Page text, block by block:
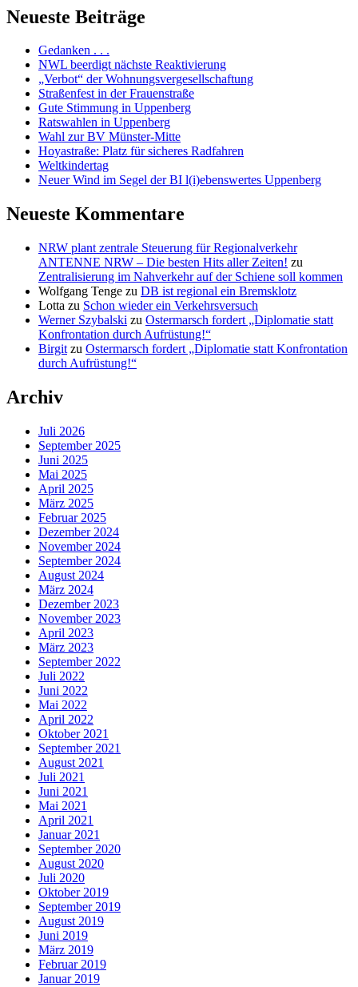
Neueste Beiträge
Gedanken . . .
NWL beerdigt nächste Reaktivierung
„Verbot“ der Wohnungsvergesellschaftung
Straßenfest in der Frauenstraße
Gute Stimmung in Uppenberg
Ratswahlen in Uppenberg
Wahl zur BV Münster-Mitte
Hoyastraße: Platz für sicheres Radfahren
Weltkindertag
Neuer Wind im Segel der BI l(i)ebenswertes Uppenberg
Neueste Kommentare
NRW plant zentrale Steuerung für Regionalverkehr
ANTENNE NRW – Die besten Hits aller Zeiten! zu
Zentralisierung im Nahverkehr auf der Schiene soll kommen
Wolfgang Tenge zu DB ist regional ein Bremsklotz
Lotta zu Schon wieder ein Verkehrsversuch
Werner Szybalski zu Ostermarsch fordert „Diplomatie statt
Konfrontation durch Aufrüstung!“
Birgit zu Ostermarsch fordert „Diplomatie statt Konfrontation
durch Aufrüstung!“
Archiv
Juli 2026
September 2025
Juni 2025
Mai 2025
April 2025
März 2025
Februar 2025
Dezember 2024
November 2024
September 2024
August 2024
März 2024
Dezember 2023
November 2023
April 2023
März 2023
September 2022
Juli 2022
Juni 2022
Mai 2022
April 2022
Oktober 2021
September 2021
August 2021
Juli 2021
Juni 2021
Mai 2021
April 2021
Januar 2021
September 2020
August 2020
Juli 2020
Oktober 2019
September 2019
August 2019
Juni 2019
März 2019
Februar 2019
Januar 2019